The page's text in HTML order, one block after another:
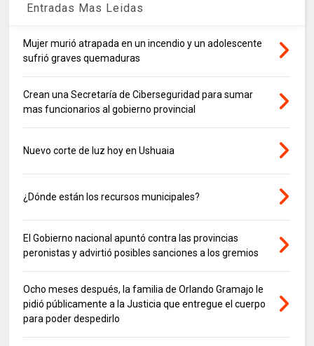
Entradas Mas Leidas
Mujer murió atrapada en un incendio y un adolescente
sufrió graves quemaduras
Crean una Secretaría de Ciberseguridad para sumar
mas funcionarios al gobierno provincial
Nuevo corte de luz hoy en Ushuaia
¿Dónde están los recursos municipales?
El Gobierno nacional apuntó contra las provincias
peronistas y advirtió posibles sanciones a los gremios
Ocho meses después, la familia de Orlando Gramajo le
pidió públicamente a la Justicia que entregue el cuerpo
para poder despedirlo